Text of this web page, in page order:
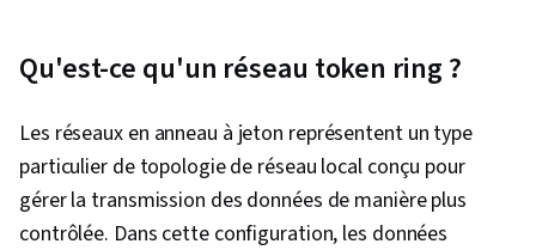
probabilité, Analyse de régression, Analyse
d'entreprise, Statistiques, Méthodes
statistiques, Modélisation prédictive, Tests
d'hypothèses statistiques, Analyse prédictive,
Probabilités et statistiques, Analyse
Qu'est-ce qu'un réseau token ring ?
Les réseaux en anneau à jeton représentent un type
particulier de topologie de réseau local conçu pour
gérer la transmission des données de manière plus
contrôlée. Dans cette configuration, les données